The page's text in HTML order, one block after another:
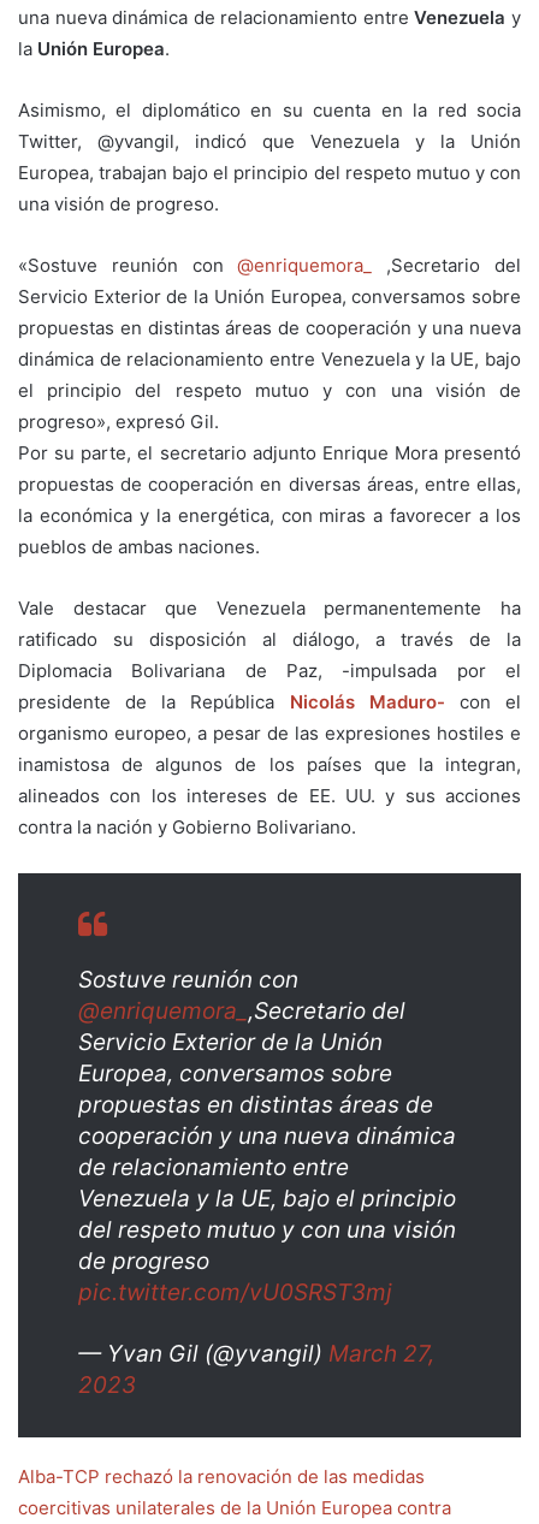
una nueva dinámica de relacionamiento entreVenezuela y
la Unión Europea.
Asimismo, el diplomático en su cuenta en la red socia
Twitter, @yvangil, indicó que Venezuela y la Unión
Europea, trabajan bajo el principio del respeto mutuo y con
una visión de progreso.
«Sostuve reunión con@enriquemora_ ,Secretario del
Servicio Exterior de la Unión Europea, conversamos sobre
propuestas en distintas áreas de cooperación y una nueva
dinámica de relacionamiento entre Venezuela y la UE, bajo
el principio del respeto mutuo y con una visión de
progreso», expresó Gil.
Por su parte, el secretario adjunto Enrique Mora presentó
propuestas de cooperación en diversas áreas, entre ellas,
la económica y la energética, con miras a favorecer a los
pueblos de ambas naciones.
Vale destacar que Venezuela permanentemente ha
ratificado su disposición al diálogo, a través de la
Diplomacia Bolivariana de Paz, -impulsada por el
presidente de la República Nicolás Maduro- con el
organismo europeo, a pesar de las expresiones hostiles e
inamistosa de algunos de los países que la integran,
alineados con los intereses de EE. UU. y sus acciones
contra la nación y Gobierno Bolivariano.
Sostuve reunión con
@enriquemora_ ,Secretario del
Servicio Exterior de la Unión
Europea, conversamos sobre
propuestas en distintas áreas de
cooperación y una nueva dinámica
de relacionamiento entre
Venezuela y la UE, bajo el principio
del respeto mutuo y con una visión
de progreso
pic.twitter.com/vU0SRST3mj
— Yvan Gil (@yvangil) March 27,
2023
Alba-TCP rechazó la renovación de las medidas
coercitivas unilaterales de la Unión Europea contra